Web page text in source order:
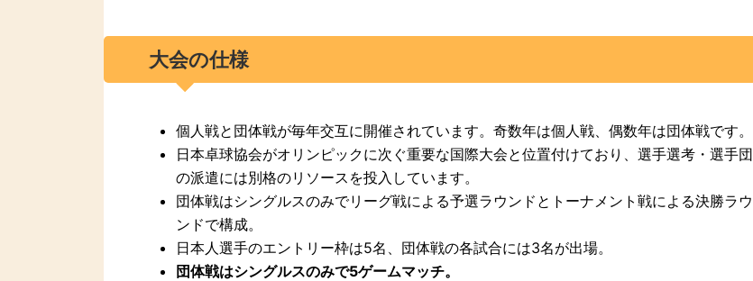
大会の仕様
個人戦と団体戦が毎年交互に開催されています。奇数年は個人戦、偶数年は団体戦です。
日本卓球協会がオリンピックに次ぐ重要な国際大会と位置付けており、選手選考・選手団
の派遣には別格のリソースを投入しています。
団体戦はシングルスのみでリーグ戦による予選ラウンドとトーナメント戦による決勝ラウ
ンドで構成。
日本人選手のエントリー枠は5名、団体戦の各試合には3名が出場。
団体戦はシングルスのみで5ゲームマッチ。